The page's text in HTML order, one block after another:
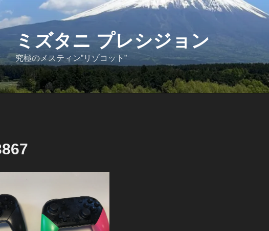
ミズタニ プレシジョン
究極のメスティン”リゾコット”